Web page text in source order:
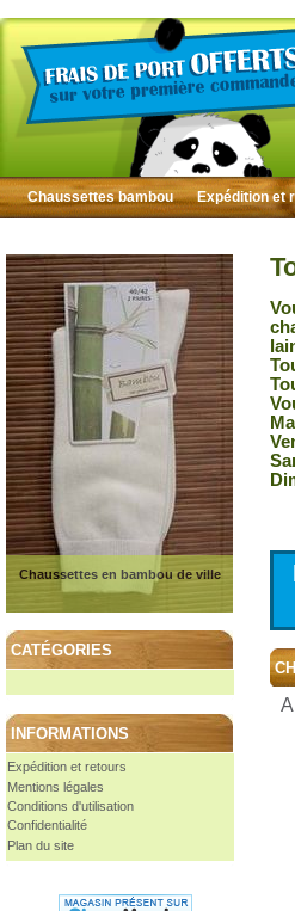
Chaussettes bambou Expédition et
Chaussettes en bambou de ville
CATÉGORIES
INFORMATIONS
Expédition et retours
Mentions légales
Conditions d'utilisation
Confidentialité
Plan du site